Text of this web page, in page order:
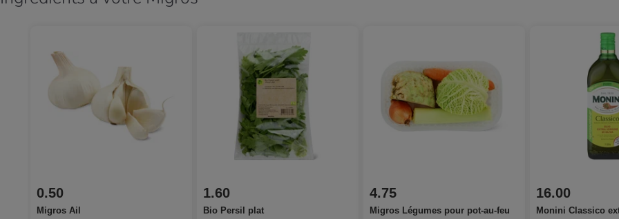
0.50
Migros Ail
1.60
Bio Persil plat
4.75
Migros Légumes pour pot-au-feu
16.00
Monini Classico